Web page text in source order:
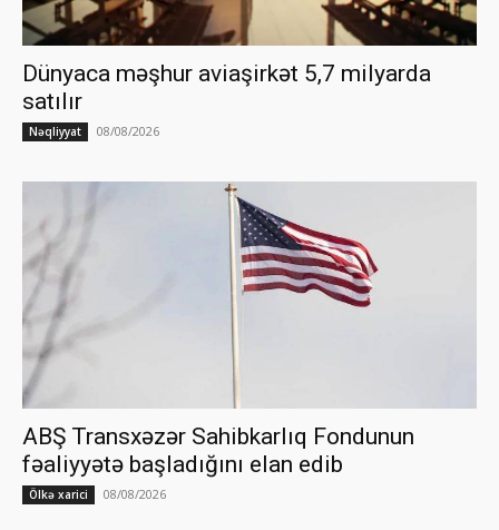
Dünyaca məşhur aviaşirkət 5,7 milyarda
satılır
Nəqliyyat 08/08/2026
ABŞ Transxəzər Sahibkarlıq Fondunun
fəaliyyətə başladığını elan edib
Ölkə xarici 08/08/2026